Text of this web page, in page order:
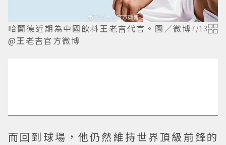
哈蘭德近期為中國飲料王老吉代言。圖／微博
@王老吉官方微博
7/13
而回到球場，他仍然維持世界頂級前鋒的